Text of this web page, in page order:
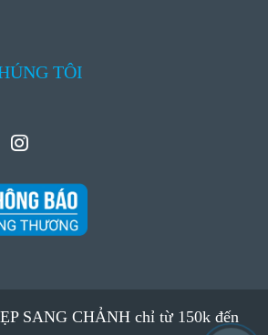
SANG CHẢNH chỉ từ 150k đến
TÔI